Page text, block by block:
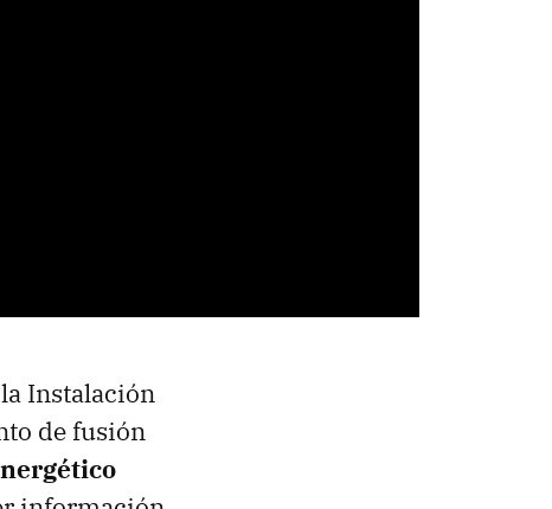
Instalación
de fusión